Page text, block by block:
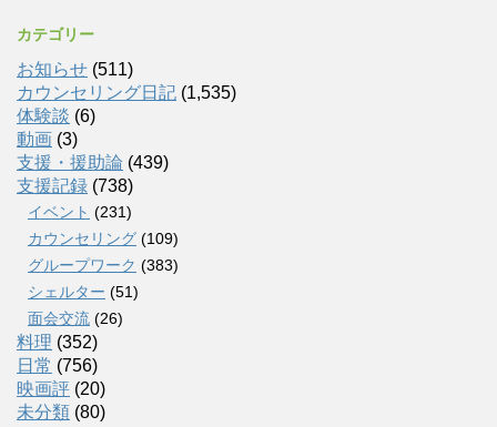
カテゴリー
お知らせ (511)
カウンセリング日記 (1,535)
体験談 (6)
動画 (3)
支援・援助論 (439)
支援記録 (738)
イベント (231)
カウンセリング (109)
グループワーク (383)
シェルター (51)
面会交流 (26)
料理 (352)
日常 (756)
映画評 (20)
未分類 (80)